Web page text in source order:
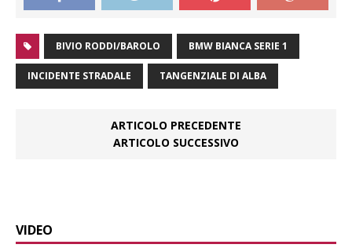
BIVIO RODDI/BAROLO BMW BIANCA SERIE 1
INCIDENTE STRADALE TANGENZIALE DI ALBA
ARTICOLO PRECEDENTE
ARTICOLO SUCCESSIVO
VIDEO